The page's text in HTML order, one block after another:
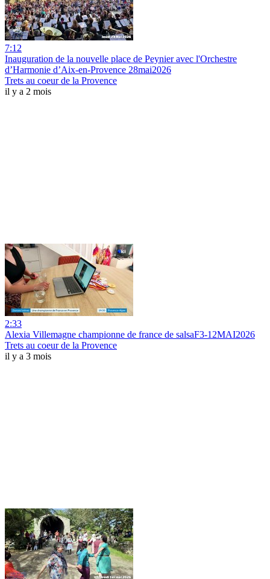
7:12
Inauguration de la nouvelle place de Peynier avec l'Orchestre
d’Harmonie d’Aix-en-Provence 28mai2026
Trets au coeur de la Provence
il y a 2 mois
2:33
Alexia Villemagne championne de france de salsaF3-12MAI2026
Trets au coeur de la Provence
il y a 3 mois